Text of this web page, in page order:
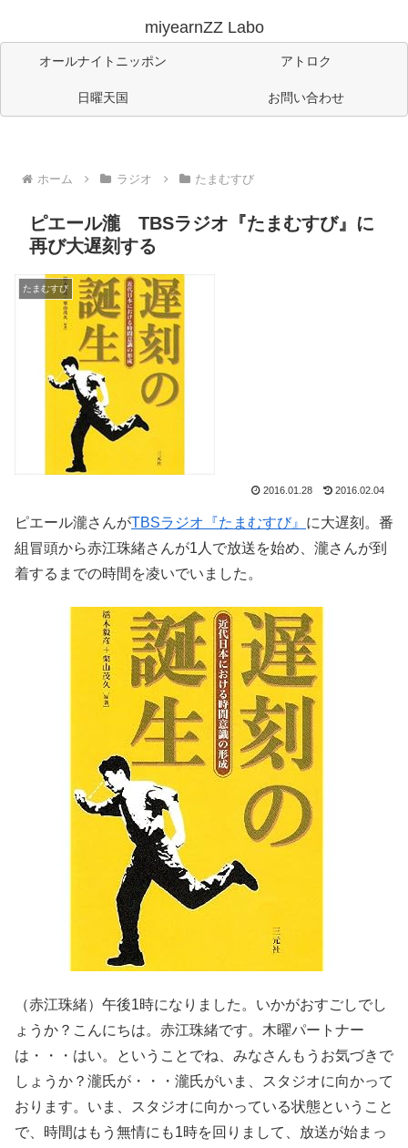
miyearnZZ Labo
オールナイトニッポン アトロク
日曜天国 お問い合わせ
ホーム ラジオ たまむすび
ピエール瀧 TBSラジオ『たまむすび』に
再び大遅刻する
たまむすび
2016.01.28 2016.02.04
ピエール瀧さんがTBSラジオ『たまむすび』 に大遅刻。番
組冒頭から赤江珠緒さんが1人で放送を始め、瀧さんが到
着するまでの時間を凌いでいました。
（赤江珠緒）午後1時になりました。いかがおすごしでし
ょうか？こんにちは。赤江珠緒です。木曜パートナー
は・・・はい。ということでね、みなさんもうお気づきで
しょうか？瀧氏が・・・瀧氏がいま、スタジオに向かって
おります。いま、スタジオに向かっている状態ということ
で、時間はもう無情にも1時を回りまして、放送が始まっ